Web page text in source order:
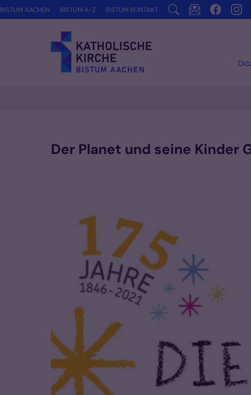
Zum Inhalt springen
BISTUM AACHEN BISTUM A-Z BISTUM KONTAKT
Der Planet und seine Kinder